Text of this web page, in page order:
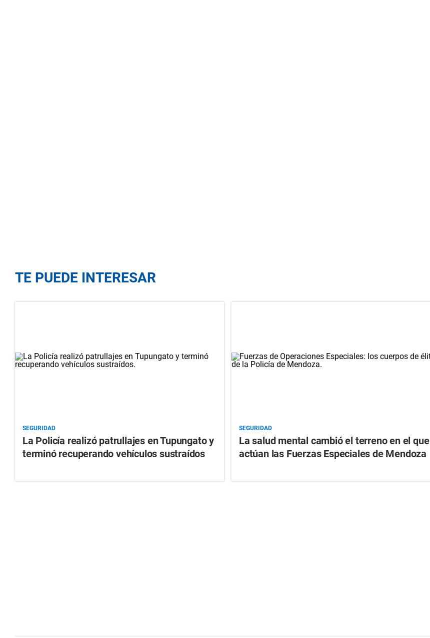
TE PUEDE INTERESAR
SEGURIDAD
La Policía realizó patrullajes en Tupungato y
terminó recuperando vehículos sustraídos
SEGURIDAD
La salud mental cambió el terreno en el que
actúan las Fuerzas Especiales de Mendoza